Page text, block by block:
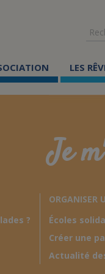
LES
Je
?
ORGANISER
Écoles
Créer une
Actualité